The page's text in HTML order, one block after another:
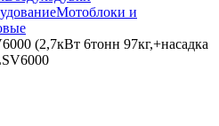
Мотоблоки и
(2,7кВт 6тонн 97кг,+насадка